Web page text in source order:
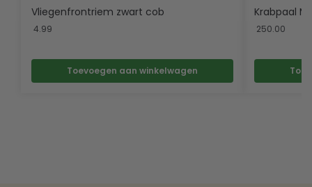
Vliegenfrontriem zwart cob
4.99
Toevoegen aan winkelwagen
Krabpaal
250.00